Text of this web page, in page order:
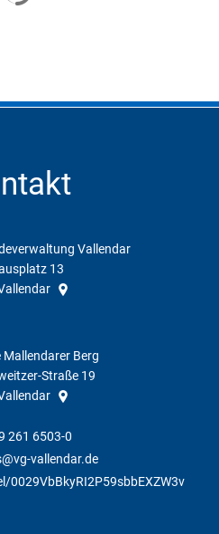
Vallendar
13
Mallendarer Berg
Straße 19
261 6503-0
vallendar.de
0029VbBkyRI2P59sbbEXZW3v